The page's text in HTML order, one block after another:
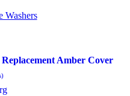
Washers
Amber Cover